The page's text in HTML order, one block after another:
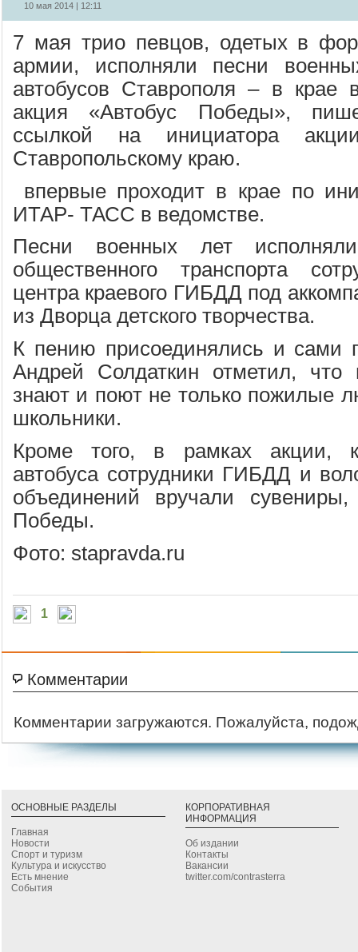
10 мая 2014 | 12:11
7 мая трио певцов, одетых в
армии, исполняли песни
автобусов Ставрополя – в крае
акция «Автобус Победы»,
ссылкой на инициатора
Ставропольскому краю.
впервые проходит в крае по
ИТАР- ТАСС в ведомстве.
Песни военных лет
общественного транспорта
центра краевого ГИБДД под
из Дворца детского творчества.
К пению присоединялись и сами
Андрей Солдаткин отметил, что
знают и поют не только пожилые
школьники.
Кроме того, в рамках акции,
автобуса сотрудники ГИБДД и
объединений вручали
Победы.
Фото: stapravda.ru
1
Комментарии
Комментарии загружаются. Пожалуйста,
ОСНОВНЫЕ РАЗДЕЛЫ
Главная
Новости
Спорт и туризм
Культура и искусство
Есть мнение
События
КОРПОРАТИВНАЯ
ИНФОРМАЦИЯ
Об издании
Контакты
Вакансии
twitter.com/contrasterra